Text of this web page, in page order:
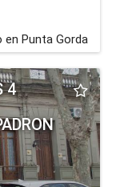
un
debe
Punta Gorda
4